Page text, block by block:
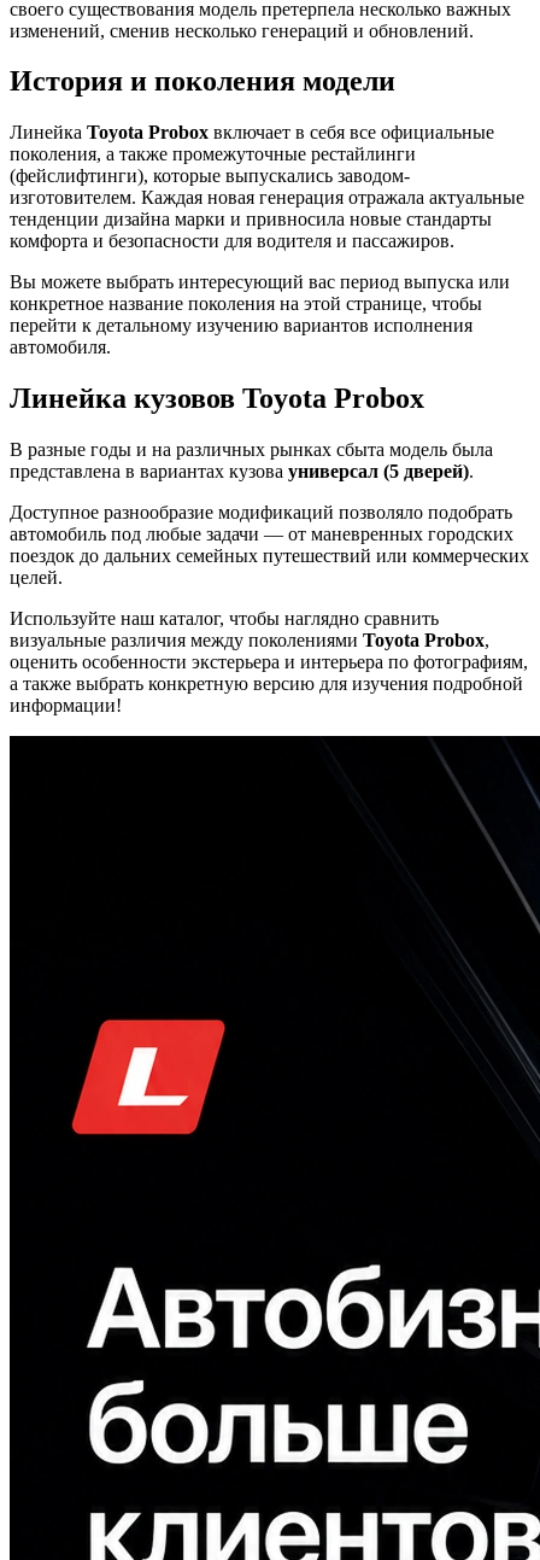
своего существования модель претерпела несколько важных
изменений, сменив несколько генераций и обновлений.
История и поколения модели
Линейка Toyota Probox включает в себя все официальные
поколения, а также промежуточные рестайлинги
(фейслифтинги), которые выпускались заводом-
изготовителем. Каждая новая генерация отражала актуальные
тенденции дизайна марки и привносила новые стандарты
комфорта и безопасности для водителя и пассажиров.
Вы можете выбрать интересующий вас период выпуска или
конкретное название поколения на этой странице, чтобы
перейти к детальному изучению вариантов исполнения
автомобиля.
Линейка кузовов Toyota Probox
В разные годы и на различных рынках сбыта модель была
представлена в вариантах кузова универсал (5 дверей).
Доступное разнообразие модификаций позволяло подобрать
автомобиль под любые задачи — от маневренных городских
поездок до дальних семейных путешествий или коммерческих
целей.
Используйте наш каталог, чтобы наглядно сравнить
визуальные различия между поколениями Toyota Probox,
оценить особенности экстерьера и интерьера по фотографиям,
а также выбрать конкретную версию для изучения подробной
информации!